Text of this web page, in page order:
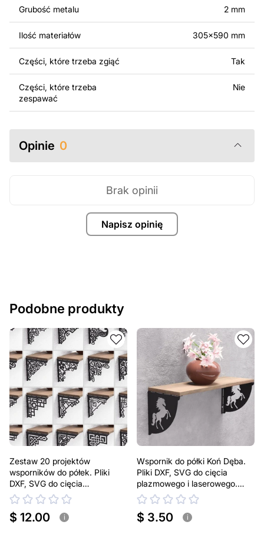
poprzez dodanie tekstu, obrazów lub logo Twojej firmy
potrzeb. Jeśli potrzebujesz indywidualnego projektu
metalowego produktu, skontaktuj się z nami.
Jeśli masz jakiekolwiek pytania lub potrzebujesz
pomocy, skontaktuj się z nami w dowolnym momencie –
Grubość metalu 2 mm
Ilość materiałów 305x590 mm
Części, które trzeba zgiąć Tak
Części, które trzeba
zespawać
Nie
Opinie 0
Napisz opinię
Brak opinii
Podobne produkty
Zestaw 20 projektów
wsporników do półek. Pliki
DXF, SVG do cięcia
plazmowego i laserowego.
Uchwyt do półki
$ 12.00 i
Wspornik do półki Koń Dęba.
Pliki DXF, SVG do cięcia
plazmowego i laserowego.
Uchwyt do półki
$ 3.50 i